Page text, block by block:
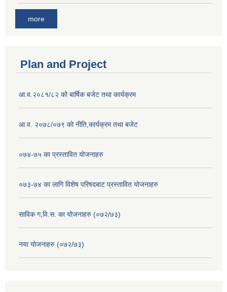
more
Plan and Project
आ.व.२०८१/८२ को बार्षिक बजेट तथा कार्यक्रम
आ.व. २०७८/०७९ को नीति,कार्यक्रम तथा बजेट
०७४-७५ का प्रस्तावित योजनाहरु
०७३-७४ का लागि विशेष परिषदबाट प्रस्तावित योजनाहरु
साविक ग,वि.स. का योजनाहरु (०७२/७३)
नया योजनाहरु (०७२/७३)